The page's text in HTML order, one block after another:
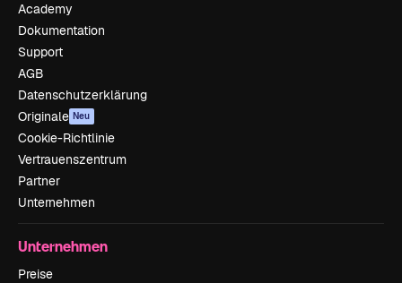
Academy
Dokumentation
Support
AGB
Datenschutzerklärung
Originale Neu
Cookie-Richtlinie
Vertrauenszentrum
Partner
Unternehmen
Unternehmen
Preise